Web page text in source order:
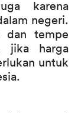
karena
negeri.
dan tempe
jika harga
untuk